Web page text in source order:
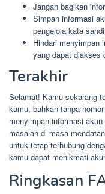
Jangan bagikan
Simpan informasi
pengelola kata
Hindari menyimpan
yang dapat diakses
Terakhir
Selamat! Kamu sekarang
kamu, bahkan tanpa
menyimpan informasi
masalah di masa
untuk tetap terhubung
kamu dapat menikmati
Ringkasan